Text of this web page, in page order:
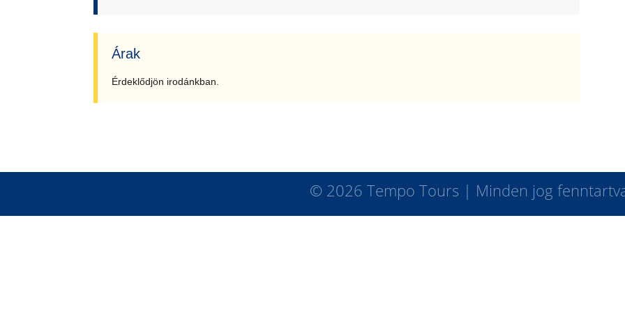
Árak
Érdeklődjön irodánkban.
© 2026 Tempo Tours | Minden jog